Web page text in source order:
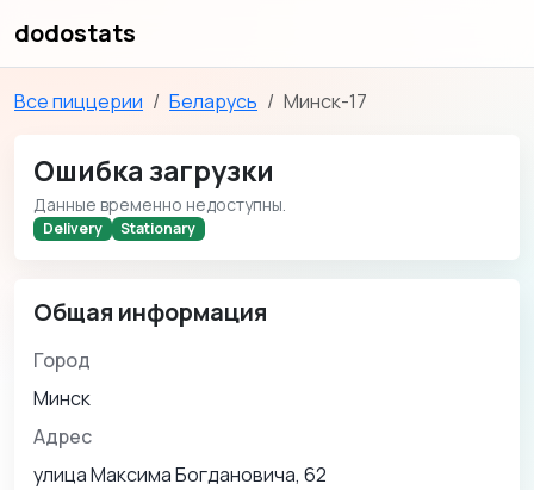
dodostats
Все пиццерии Беларусь Минск-17
Ошибка загрузки
Данные временно недоступны.
Delivery Stationary
Общая информация
Город
Минск
Адрес
улица Максима Богдановича, 62